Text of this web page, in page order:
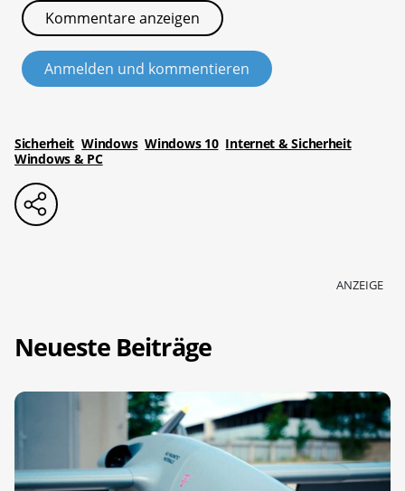
Kommentare anzeigen
Anmelden und kommentieren
Sicherheit Windows Windows 10 Internet & Sicherheit
Windows & PC
ANZEIGE
Neueste Beiträge